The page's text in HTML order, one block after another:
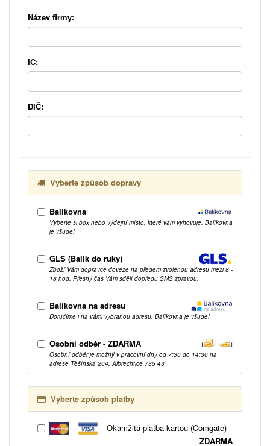
Název firmy:
IČ:
DIČ:
Vyberte způsob dopravy
Balíkovna
Vyberte si box nebo výdejní místo, které vám vyhovuje. Balíkovna
je všude!
GLS (Balík do ruky)
Zboží Vám dopravce doveze na předem zvolenou adresu mezi 8 -
18 hod. Přesný čas Vám sdělí dopředu SMS zprávou.
Balíkovna na adresu
Doručíme i na vámi vybranou adresu. Balíkovna je všude!
Osobní odběr - ZDARMA
Osobní odběr je možný v pracovní dny od 7:30 do 14:30 na
adrese Těšínská 204, Albrechtice 735 43
Vyberte způsob platby
Okamžitá platba kartou (Comgate)
ZDARMA